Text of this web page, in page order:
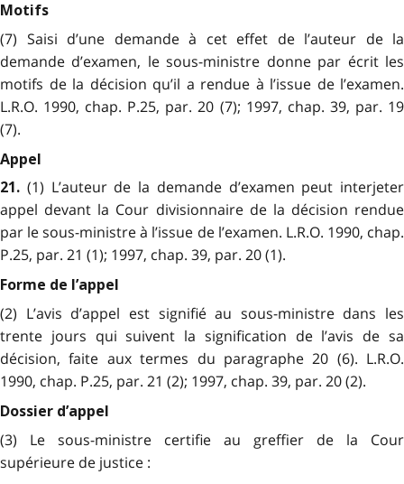
Motifs
(7) Saisi d’une demande à cet effet de l’auteur de la
demande d’examen, le sous-ministre donne par écrit les
motifs de la décision qu’il a rendue à l’issue de l’examen.
L.R.O. 1990, chap. P.25, par. 20 (7); 1997, chap. 39, par. 19
(7).
Appel
21. (1) L’auteur de la demande d’examen peut interjeter
appel devant la Cour divisionnaire de la décision rendue
par le sous-ministre à l’issue de l’examen. L.R.O. 1990, chap.
P.25, par. 21 (1); 1997, chap. 39, par. 20 (1).
Forme de l’appel
(2) L’avis d’appel est signifié au sous-ministre dans les
trente jours qui suivent la signification de l’avis de sa
décision, faite aux termes du paragraphe 20 (6). L.R.O.
1990, chap. P.25, par. 21 (2); 1997, chap. 39, par. 20 (2).
Dossier d’appel
(3) Le sous-ministre certifie au greffier de la Cour
supérieure de justice :